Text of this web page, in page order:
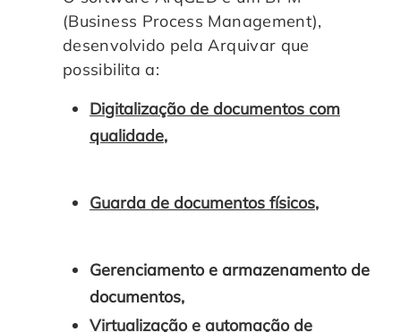
(Business Process Management),
desenvolvido pela Arquivar que
possibilita a:
Digitalização de documentos com
qualidade,
Guarda de documentos físicos,
Gerenciamento e armazenamento de
documentos,
Virtualização e automação de